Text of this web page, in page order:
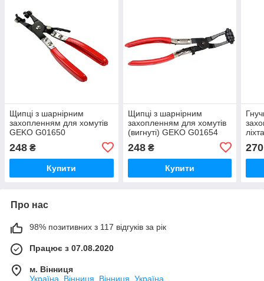
Щипці з шарнірним
захопленням для хомутів
GEKO G01650
248 ₴
Купити
Щипці з шарнірним
захопленням для хомутів
(вигнуті) GEKO G01654
248₴
Купити
270
Про нас
98% позитивних з 117 відгуків за рік
Працює з 07.08.2020
м. Вінниця
Україна, Вінниця, Вінниця, Україна